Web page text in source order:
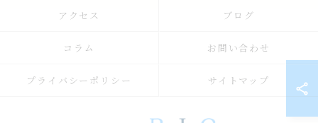
アクセス ブログ
コラム お問い合わせ
プライバシーポリシー サイトマップ